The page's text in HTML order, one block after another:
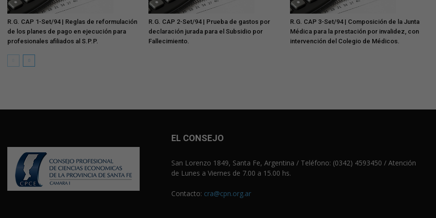
R.G. CAP 1-Set/94 | Reglas de reformulación
de los planes de pago en ejecución para
profesionales afiliados al S.P.P.
R.G. CAP 2-Set/94 | Prueba de gastos por
declaración jurada para el Subsidio por
Fallecimiento.
R.G. CAP 3-Set/94 | Composición de la Junta
Médica para la prestación por invalidez, con
intervención del Colegio de Médicos.
EL CONSEJO
San Lorenzo 1849, Santa Fe, Argentina / Teléfono: (0342) 4593450 / Atención
de Lunes a Viernes de 7.00 a 15.00 hs.
Contacto: cra@cpn.org.ar